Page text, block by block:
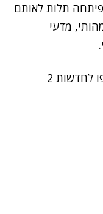
תלות לאותם
מדעי
רוצים לקבל עדכונים נוספים? הצטרפו לחדשות 2